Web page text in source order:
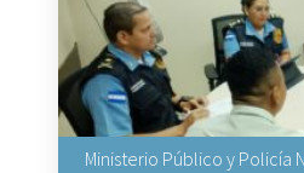
Ministerio Público y Policía